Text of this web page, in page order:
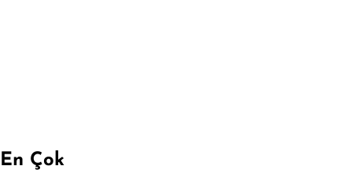
En Çok